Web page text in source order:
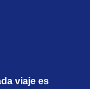
viaje es